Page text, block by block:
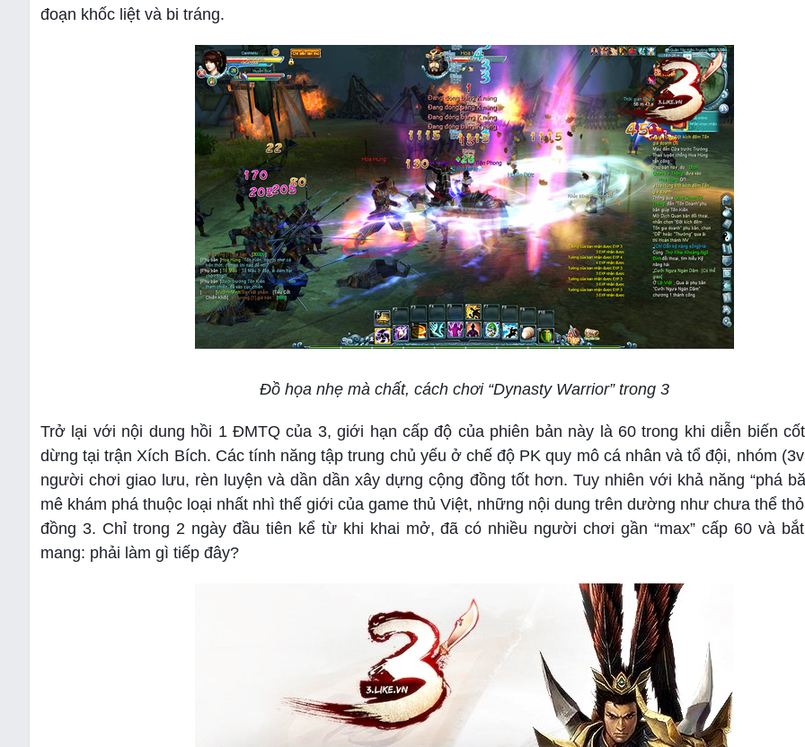
đoạn khốc liệt và bi tráng.
Đồ họa nhẹ mà chất, cách chơi “Dynasty Warrior” trong 3
Trở lại với nội dung hồi 1 ĐMTQ của 3, giới hạn cấp độ của phiên bản này là 60 trong khi diễn biến
dừng tại trận Xích Bích. Các tính năng tập trung chủ yếu ở chế độ PK quy mô cá nhân và tổ đội, nhóm
người chơi giao lưu, rèn luyện và dần dần xây dựng cộng đồng tốt hơn. Tuy nhiên với khả năng “phá
mê khám phá thuộc loại nhất nhì thế giới của game thủ Việt, những nội dung trên dường như chưa thể
đồng 3. Chỉ trong 2 ngày đầu tiên kể từ khi khai mở, đã có nhiều người chơi gần “max” cấp 60 và
mang: phải làm gì tiếp đây?